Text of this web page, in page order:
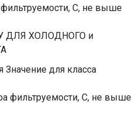
С, не выше
ДЛЯ ХОЛОДНОГО и
Значение для класса
фильтруемости, С, не выше